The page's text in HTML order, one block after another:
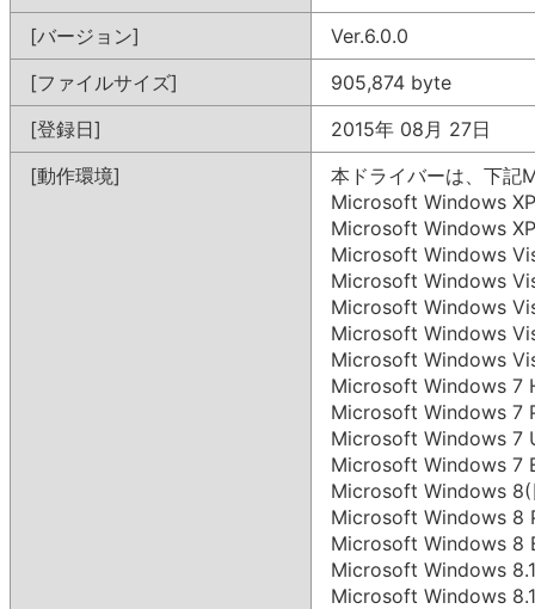
[バージョン]
Ver.6.0.0
[ファイルサイズ]
905,874 byte
[登録日]
2015年 08月 27日
[動作環境]
本ドライバーは、下記
Microsoft Windows
Microsoft Windows
Microsoft Windows
Microsoft Windows
Microsoft Windows
Microsoft Windows
Microsoft Windows
Microsoft Windows 7
Microsoft Windows 7
Microsoft Windows 7
Microsoft Windows 7
Microsoft Windows 8(
Microsoft Windows 8
Microsoft Windows 8
Microsoft Windows
Microsoft Windows